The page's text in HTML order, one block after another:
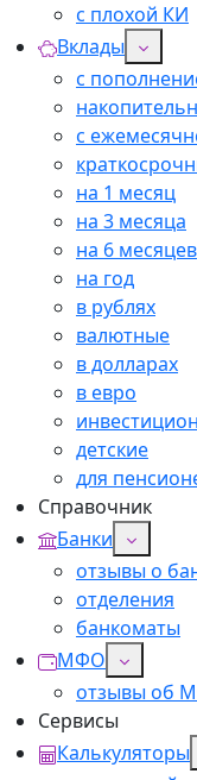
с плохой КИ
Вклады
с
с
на 1 месяц
на 3 месяца
на 6 месяцев
на год
в рублях
валютные
в долларах
в евро
детские
для
Справочник
Банки
отзывы о
отделения
банкоматы
МФО
отзывы об
Сервисы
Калькуляторы